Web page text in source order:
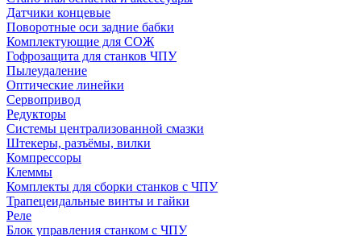
Датчики концевые
Поворотные оси задние бабки
Комплектующие для СОЖ
Гофрозащита для станков ЧПУ
Пылеудаление
Оптические линейки
Сервопривод
Редукторы
Системы централизованной смазки
Штекеры, разъёмы, вилки
Компрессоры
Клеммы
Комплекты для сборки станков с ЧПУ
Трапецеидальные винты и гайки
Реле
Блок управления станком с ЧПУ